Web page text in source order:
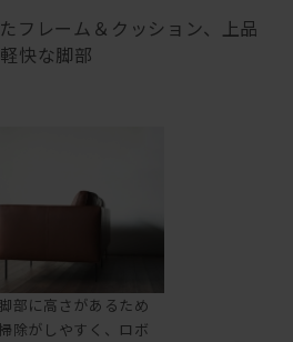
フレーム＆クッション、上品
快な脚部
脚部に高さがあるため
掃除がしやすく、ロボ